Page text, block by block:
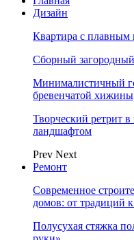
Дизайн
Квартира с плавным
Сборный
Минималистичный
бревенчатой хижины
Творческий ретрит
ландшафтом
Prev Next
Ремонт
Современное
домов: от традиций
Полусухая стяжка